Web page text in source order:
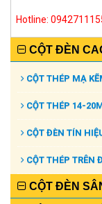
Hotline:
CỘT ĐÈN
CỘT THÉP MẠ
CỘT THÉP 14-
CỘT ĐÈN TÍN
CỘT THÉP TRÊN
CỘT ĐÈN